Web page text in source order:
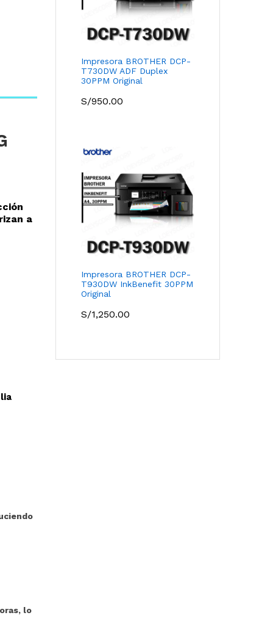
n
a
lo
Impresora BROTHER DCP-
T730DW ADF Duplex
30PPM Original
S/950.00
Impresora BROTHER DCP-
T930DW InkBenefit 30PPM
Original
S/1,250.00